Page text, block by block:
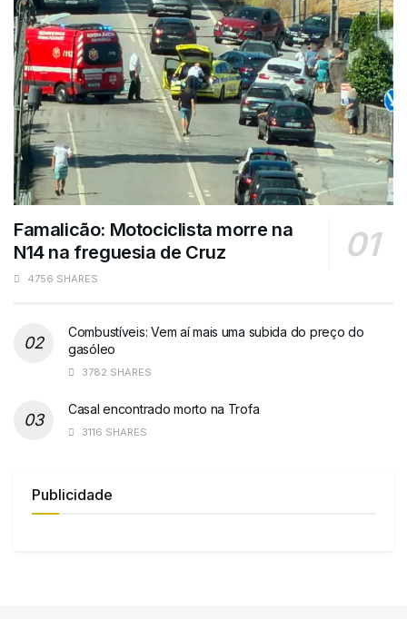
Famalicão: Motociclista morre na
N14 na freguesia de Cruz
4756 SHARES
Combustíveis: Vem aí mais uma subida do preço do
gasóleo
3782 SHARES
Casal encontrado morto na Trofa
3116 SHARES
Publicidade